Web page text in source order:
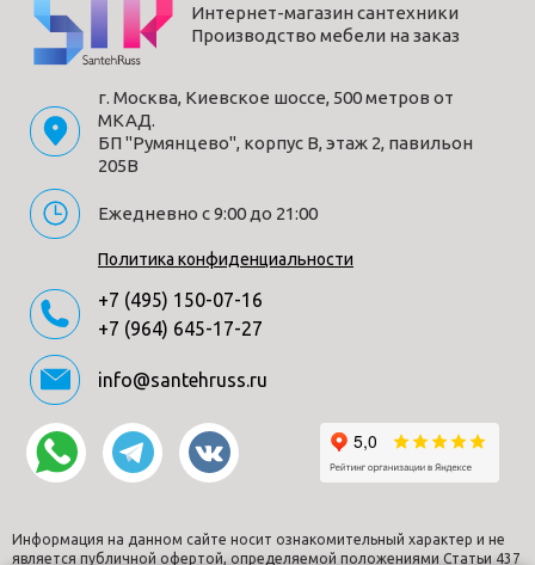
Интернет-магазин сантехники
Производство мебели на заказ
г. Москва, Киевское шоссе, 500 метров от
МКАД.
БП "Румянцево", корпус В, этаж 2, павильон
205В
Ежедневно с 9:00 до 21:00
Политика конфиденциальности
+7 (495) 150-07-16
+7 (964) 645-17-27
info@santehruss.ru
Информация на данном сайте носит ознакомительный характер и не
является публичной офертой, определяемой положениями Статьи 437